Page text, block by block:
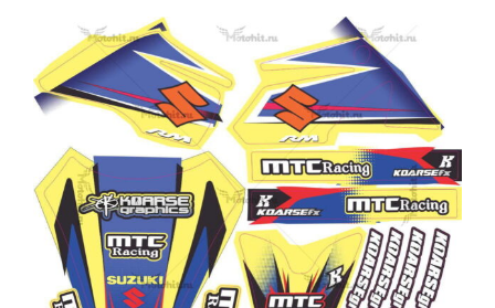
Этот
товар
имеет
несколько
вариаций.
Опции
можно
выбрать
на
странице